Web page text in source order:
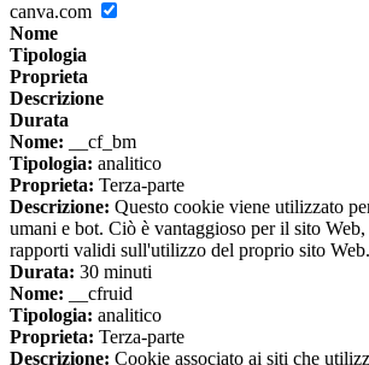
canva.com
Nome
Tipologia
Proprieta
Descrizione
Durata
Nome: __cf_bm
Tipologia: analitico
Proprieta: Terza-parte
Descrizione: Questo cookie viene utilizzato
umani e bot. Ciò è vantaggioso per il sito
rapporti validi sull'utilizzo del proprio sito Web.
Durata: 30 minuti
Nome: __cfruid
Tipologia: analitico
Proprieta: Terza-parte
Descrizione: Cookie associato ai siti che